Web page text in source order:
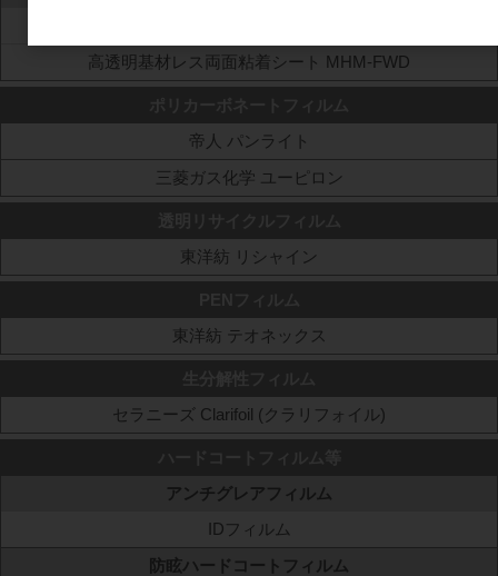
高透明基材レス両面粘着シート MHM-FWD
帝人 パンライト
三菱ガス化学 ユーピロン
東洋紡 リシャイン
東洋紡 テオネックス
セラニーズ Clarifoil (クラリフォイル)
アンチグレアフィルム
IDフィルム
防眩ハードコートフィルム